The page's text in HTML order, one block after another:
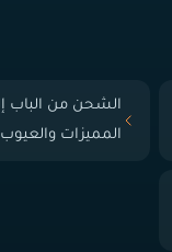
المميزات والعيوب